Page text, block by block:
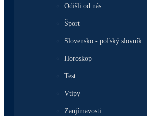
Odišli od nás
Šport
Slovensko - poľský slovník
Horoskop
Test
Vtipy
Zaujímavosti